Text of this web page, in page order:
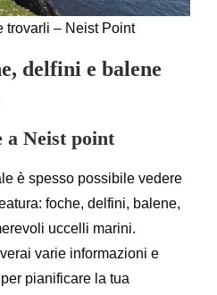
trovarli – Neist Point
delfini e balene
a Neist point
è spesso possibile vedere
foche, delfini, balene,
uccelli marini.
varie informazioni e
pianificare la tua